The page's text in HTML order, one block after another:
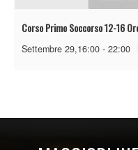
Corso Primo Soccorso 12-16
Settembre 29,16:00 - 22:00